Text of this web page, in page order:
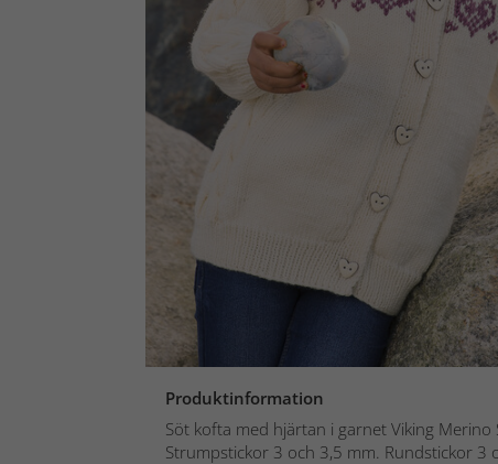
Produktinformation
Söt kofta med hjärtan i garnet Viking Merino
Strumpstickor 3 och 3,5 mm. Rundstickor 3